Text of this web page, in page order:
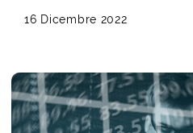
16 Dicembre 2022